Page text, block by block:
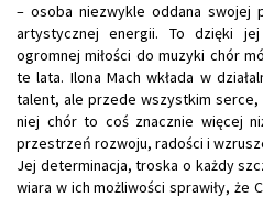
– osoba niezwykle oddana swojej
artystycznej energii. To dzięki jej
ogromnej miłości do muzyki chór
te lata. Ilona Mach wkłada w
talent, ale przede wszystkim serce,
niej chór to coś znacznie więcej
przestrzeń rozwoju, radości i
Jej determinacja, troska o każdy
wiara w ich możliwości sprawiły, że